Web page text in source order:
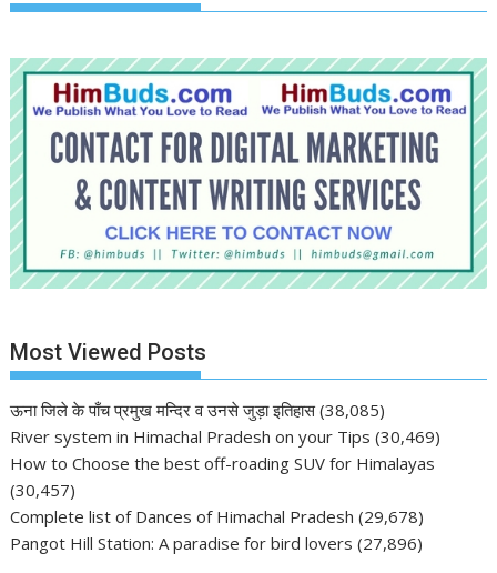
Most Viewed Posts
ऊना जिले के पाँच प्रमुख मन्दिर व उनसे जुड़ा इतिहास (38,085)
River system in Himachal Pradesh on your Tips (30,469)
How to Choose the best off-roading SUV for Himalayas
(30,457)
Complete list of Dances of Himachal Pradesh (29,678)
Pangot Hill Station: A paradise for bird lovers (27,896)